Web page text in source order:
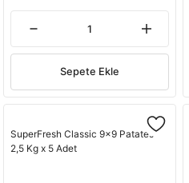
Sepete Ekle
SuperFresh Classic 9x9 Patates
2,5 Kg x 5 Adet